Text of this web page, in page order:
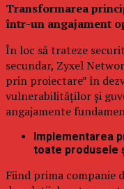
Transformarea
într-un angajament
În loc să trateze
secundar, Zyxel
prin proiectare” în
vulnerabilităților și
angajamente
Implementarea
toate produsele
Fiind prima companie